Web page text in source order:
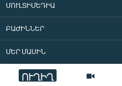
ՈՒՂԻՂ
ՄՈՒԼՏԻՄԵԴԻԱ
ԲԱԺԻՆՆԵՐ
ՄԵՐ ՄԱՍԻՆ
«Ազատ Եվրոպա/